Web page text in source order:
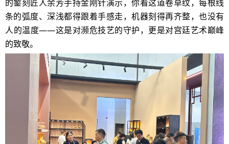
的錾刻匠人余芳手持金刚针演示，你看这道卷草纹，每根线
条的弧度、深浅都得跟着手感走，机器刻得再齐整，也没有
人的温度——这是对濒危技艺的守护，更是对宫廷艺术巅峰
的致敬。